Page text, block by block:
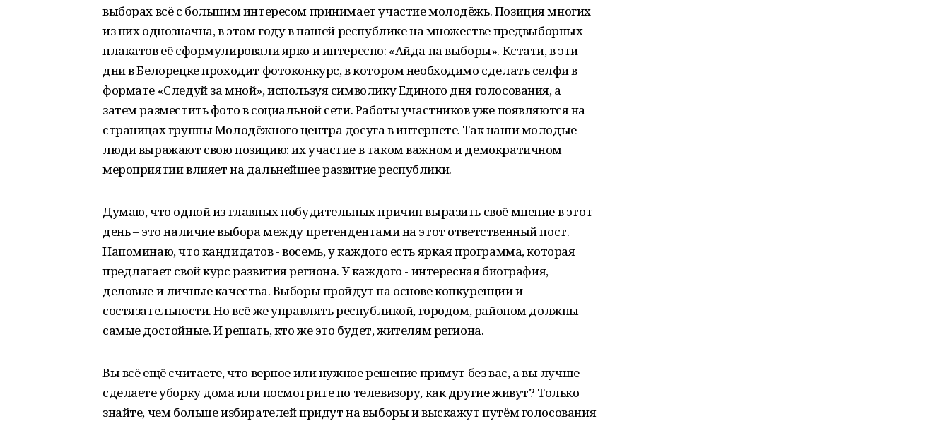
выборах всё с большим интересом принимает участие молодёжь. Позиция многих
из них однозначна, в этом году в нашей республике на множестве предвыборных
плакатов её сформулировали ярко и интересно: «Айда на выборы». Кстати, в эти
дни в Белорецке проходит фотоконкурс, в котором необходимо сделать селфи в
формате «Следуй за мной», используя символику Единого дня голосования, а
затем разместить фото в социальной сети. Работы участников уже появляются на
страницах группы Молодёжного центра досуга в интернете. Так наши молодые
люди выражают свою позицию: их участие в таком важном и демократичном
мероприятии влияет на дальнейшее развитие республики.
Думаю, что одной из главных побудительных причин выразить своё мнение в этот
день – это наличие выбора между претендентами на этот ответственный пост.
Напоминаю, что кандидатов - восемь, у каждого есть яркая программа, которая
предлагает свой курс развития региона. У каждого - интересная биография,
деловые и личные качества. Выборы пройдут на основе конкуренции и
состязательности. Но всё же управлять республикой, городом, районом должны
самые достойные. И решать, кто же это будет, жителям региона.
Вы всё ещё считаете, что верное или нужное решение примут без вас, а вы лучше
сделаете уборку дома или посмотрите по телевизору, как другие живут? Только
знайте, чем больше избирателей придут на выборы и выскажут путём голосования